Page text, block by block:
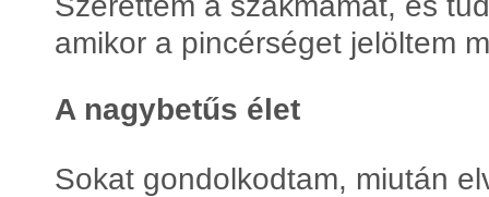
amikor a pincérséget jelöltem
A nagybetűs élet
Sokat gondolkodtam, miután